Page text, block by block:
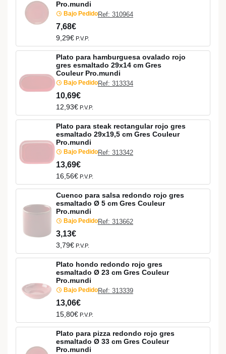
Pro.mundi
Bajo PedidoRef: 310964
7,68€
9,29€ P.V.P.
Plato para hamburguesa ovalado rojo
gres esmaltado 29x14 cm Gres
Couleur Pro.mundi
Bajo PedidoRef: 313334
10,69€
12,93€ P.V.P.
Plato para steak rectangular rojo gres
esmaltado 29x19,5 cm Gres Couleur
Pro.mundi
Bajo PedidoRef: 313342
13,69€
16,56€ P.V.P.
Cuenco para salsa redondo rojo gres
esmaltado Ø 5 cm Gres Couleur
Pro.mundi
Bajo PedidoRef: 313662
3,13€
3,79€ P.V.P.
Plato hondo redondo rojo gres
esmaltado Ø 23 cm Gres Couleur
Pro.mundi
Bajo PedidoRef: 313339
13,06€
15,80€ P.V.P.
Plato para pizza redondo rojo gres
esmaltado Ø 33 cm Gres Couleur
Pro.mundi